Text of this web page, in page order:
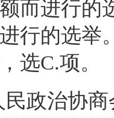
而进行的
行的选举
选C.项。
治协商